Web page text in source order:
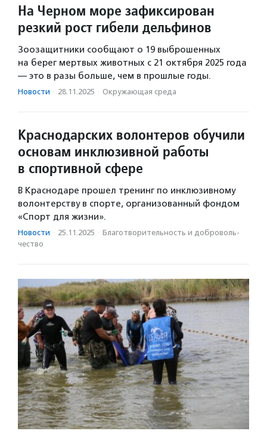
На Черном море зафиксирован
резкий рост гибели дельфинов
Зоозащитники сообщают о 19 выброшенных
на берег мертвых животных с 21 октября 2025 года
— это в разы больше, чем в прошлые годы.
Новости · 28.11.2025 · Окружающая среда
Краснодарских волонтеров обучили
основам инклюзивной работы
в спортивной сфере
В Краснодаре прошел тренинг по инклюзивному
волонтерству в спорте, организованный фондом
«Спорт для жизни».
Новости · 25.11.2025 · Благотвори­тель­ность и доброволь­
чест­во